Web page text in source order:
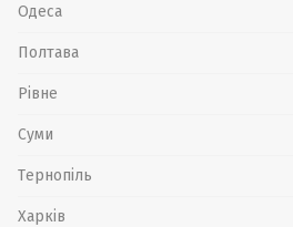
Одеса
Полтава
Рівне
Суми
Тернопіль
Харків